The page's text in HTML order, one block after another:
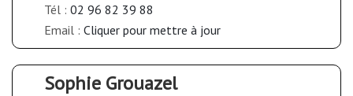
Tél : 02 96 82 39 88
Email : Cliquer pour mettre à jour
Sophie Grouazel